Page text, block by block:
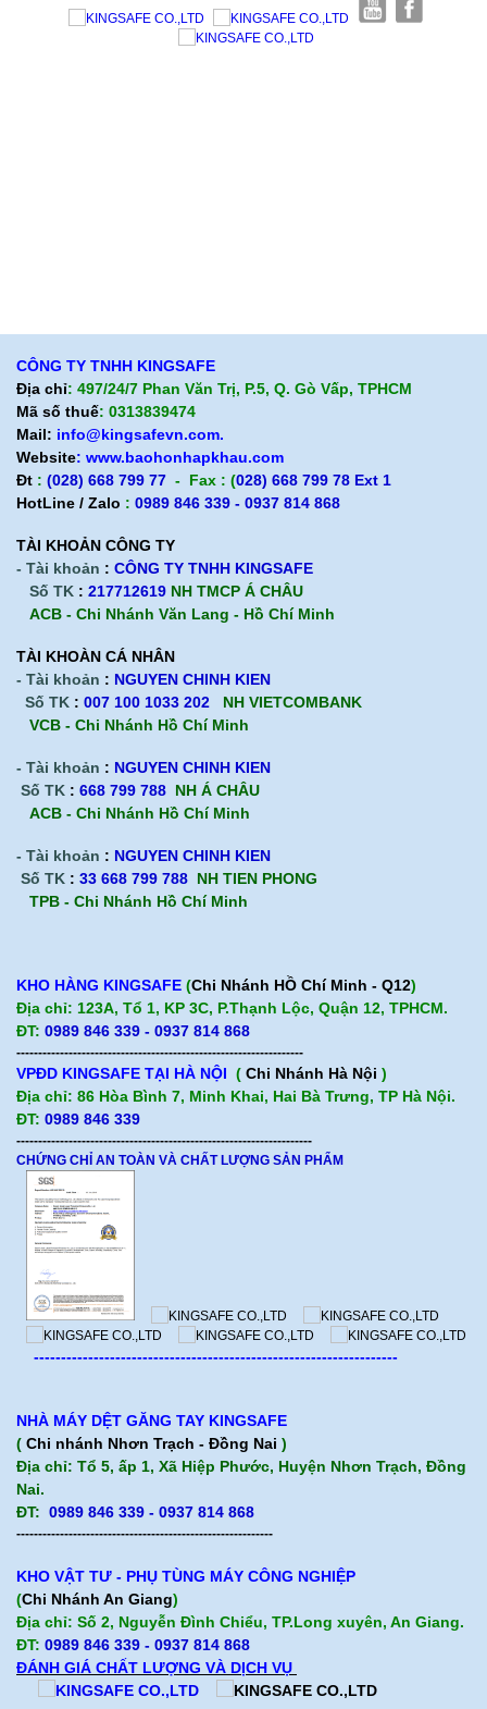
CÔNG TY TNHH KINGSAFE
Địa chỉ: 497/24/7 Phan Văn Trị, P.5, Q. Gò Vấp, TPHCM
Mã số thuế: 0313839474
Mail: info@kingsafevn.com.
Website: www.baohonhapkhau.com
Đt : (028) 668 799 77 - Fax : (028) 668 799 78 Ext 1
HotLine / Zalo : 0989 846 339 - 0937 814 868
TÀI KHOẢN CÔNG TY
- Tài khoản : CÔNG TY TNHH KINGSAFE
Số TK : 217712619 NH TMCP Á CHÂU
ACB - Chi Nhánh Văn Lang - Hồ Chí Minh
TÀI KHOÀN CÁ NHÂN
- Tài khoản : NGUYEN CHINH KIEN
Số TK : 007 100 1033 202
NH VIETCOMBANK
VCB - Chi Nhánh Hồ Chí Minh
- Tài khoản : NGUYEN CHINH KIEN
Số TK : 668 799 788 NH Á CHÂU
ACB - Chi Nhánh Hồ Chí Minh
- Tài khoản : NGUYEN CHINH KIEN
Số TK : 33 668 799 788 NH TIEN PHONG
TPB - Chi Nhánh Hồ Chí Minh
KHO HÀNG KINGSAFE (Chi Nhánh HỒ Chí Minh - Q12)
Địa chỉ: 123A, Tổ 1, KP 3C, P.Thạnh Lộc, Quận 12, TPHCM.
ĐT: 0989 846 339 - 0937 814 868
------------------------------------------------------------------
VPĐD KINGSAFE TẠI HÀ NỘI ( Chi Nhánh Hà Nội )
Địa chỉ: 86 Hòa Bình 7, Minh Khai, Hai Bà Trưng, TP Hà Nội.
ĐT: 0989 846 339
--------------------------------------------------------------------
CHỨNG CHỈ AN TOÀN VÀ CHẤT LƯỢNG SẢN PHẨM
-------------------------------------------------------------------
NHÀ MÁY DỆT GĂNG TAY KINGSAFE
( Chi nhánh Nhơn Trạch - Đồng Nai )
Địa chỉ: Tổ 5, ấp 1, Xã Hiệp Phước, Huyện Nhơn Trạch, Đồng
Nai.
ĐT: 0989 846 339 - 0937 814 868
-----------------------------------------------------------
KHO VẬT TƯ - PHỤ TÙNG MÁY CÔNG NGHIỆP
(Chi Nhánh An Giang)
Địa chỉ: Số 2, Nguyễn Đình Chiểu, TP.Long xuyên, An Giang.
ĐT: 0989 846 339 - 0937 814 868
ĐÁNH GIÁ CHẤT LƯỢNG VÀ DỊCH VỤ